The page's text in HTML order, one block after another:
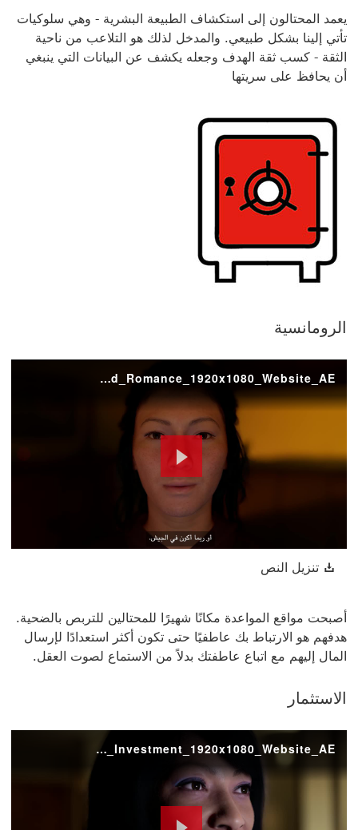
يعمد المحتالون إلى استكشاف الطبيعة البشرية - وهي سلوكيات
تأتي إلينا بشكل طبيعي. والمدخل لذلك هو التلاعب من ناحية
الثقة - كسب ثقة الهدف وجعله يكشف عن البيانات التي ينبغي
أن يحافظ على سريتها
الرومانسية
ADVT_HSBC_FacesOfFraud_Romance_1920x1080_Website_AE
Play
تنزيل النص
أصبحت مواقع المواعدة مكانًا شهيرًا للمحتالين للتربص بالضحية.
هدفهم هو الارتباط بك عاطفيًا حتى تكون أكثر استعدادًا لإرسال
المال إليهم مع اتباع عاطفتك بدلاً من الاستماع لصوت العقل.
الاستثمار
ADVT_HSBC_FacesOfFraud_Investment_1920x1080_Website_AE